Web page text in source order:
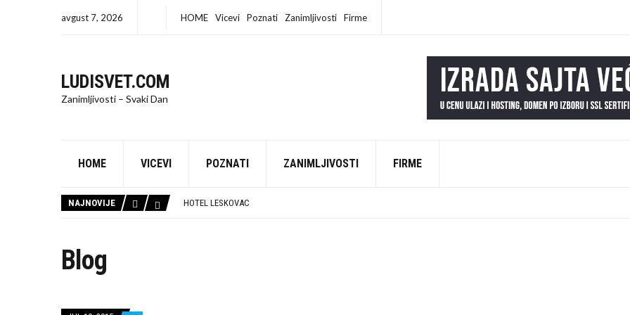
avgust 7, 2026 HOME Vicevi Poznati Zanimljivosti Firme
LUDISVET.COM
Zanimljivosti – Svaki Dan
HOME VICEVI POZNATI ZANIMLJIVOSTI FIRME
NAJNOVIJE
HOTEL LESKOVAC
Blog